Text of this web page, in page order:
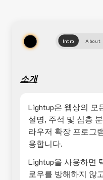
Intro About
소개
Lightup은 웹상의 모
설명, 주석 및 심층
라우저 확장 프로그
용합니다.
Lightup을 사용하면
로우를 방해하지 않